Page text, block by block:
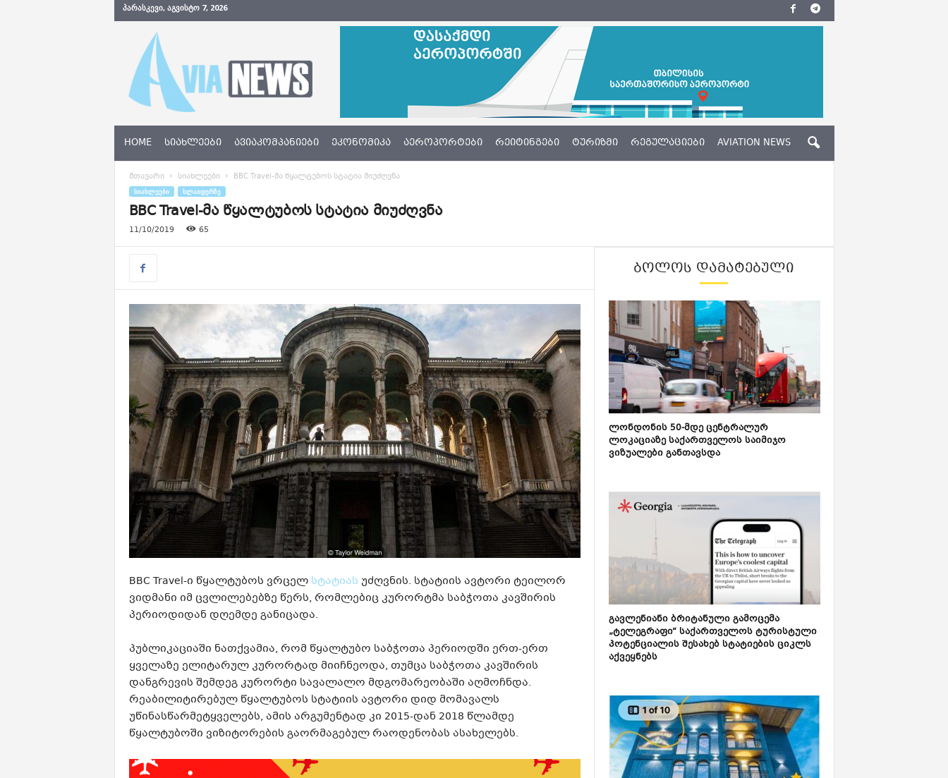
ᲞᲐᲠᲐᲡᲙᲔᲕᲘ, ᲐᲒᲕᲘᲡᲢᲝ 7, 2026
N
w
s
e
HOME ᲡᲘᲐᲮᲚᲔᲔᲑᲘ ᲐᲕᲘᲐᲙᲝᲛᲞᲐᲜᲘᲔᲑᲘ ᲔᲙᲝᲜᲝᲛᲘᲙᲐ ᲐᲔᲠᲝᲞᲝᲠᲢᲔᲑᲘ ᲠᲔᲘᲢᲘᲜᲒᲔᲑᲘ ᲢᲣᲠᲘᲖᲛᲘ ᲠᲔᲒᲣᲚᲐᲪᲘᲔᲑᲘ AVIATION NEWS
მთავარი სიახლეები BBC Travel-მა წყალტუბოს სტატია მიუძღვნა
ᲡᲘᲐᲮᲚᲔᲔᲑᲘ ᲡᲚᲐᲘᲓᲔᲠᲖᲔ
BBC Travel-მა წყალტუბოს სტატია მიუძღვნა
11/10/2019 65
BBC Travel-ი წყალტუბოს ვრცელ სტატიას უძღვნის. სტატიის ავტორი ტეილორ
ვიდმანი იმ ცვლილებებზე წერს, რომლებიც კურორტმა საბჭოთა კავშირის
პერიოდიდან დღემდე განიცადა.
პუბლიკაციაში ნათქვამია, რომ წყალტუბო საბჭოთა პერიოდში ერთ-ერთ
ყველაზე ელიტარულ კურორტად მიიჩნეოდა, თუმცა საბჭოთა კავშირის
დანგრევის შემდეგ კურორტი სავალალო მდგომარეობაში აღმოჩნდა.
რეაბილიტირებულ წყალტუბოს სტატიის ავტორი დიდ მომავალს
უწინასწარმეტყველებს, ამის არგუმენტად კი 2015-დან 2018 წლამდე
წყალტუბოში ვიზიტორების გაორმაგებულ რაოდენობას ასახელებს.
ᲑᲝᲚᲝᲡ ᲓᲐᲛᲐᲢᲔᲑᲣᲚᲘ
ლონდონის 50-მდე ცენტრალურ
ლოკაციაზე საქართველოს საიმიჯო
ვიზუალები განთავსდა
გავლენიანი ბრიტანული გამოცემა
„ტელეგრაფი“ საქართველოს ტურისტული
პოტენციალის შესახებ სტატიების ციკლს
აქვეყნებს